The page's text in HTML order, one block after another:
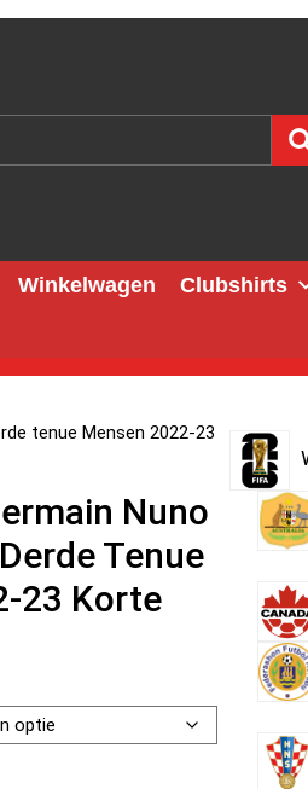
Winkelwagen Clubshirts
tenue Mensen 2022-23
Nuno
Tenue
23 Korte